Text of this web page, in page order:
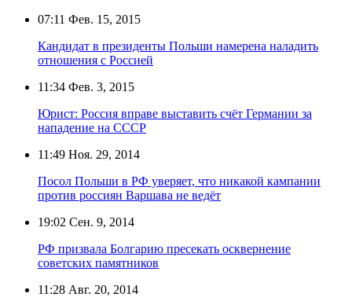
07:11 Фев. 15, 2015
Кандидат в президенты Польши намерена наладить
отношения с Россией
11:34 Фев. 3, 2015
Юрист: Россия вправе выставить счёт Германии за
нападение на СССР
11:49 Ноя. 29, 2014
Посол Польши в РФ уверяет, что никакой кампании
против россиян Варшава не ведёт
19:02 Сен. 9, 2014
РФ призвала Болгарию пресекать осквернение
советских памятников
11:28 Авг. 20, 2014